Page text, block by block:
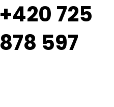
+420 725
878 597